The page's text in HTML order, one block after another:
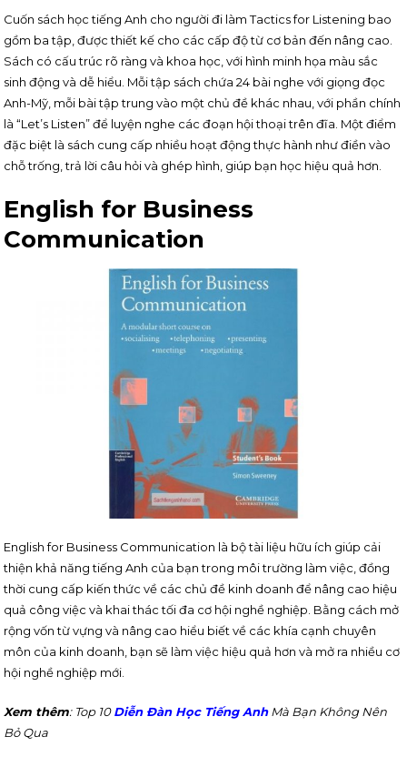
Cuốn sách học tiếng Anh cho người đi làm Tactics for Listening bao
gồm ba tập, được thiết kế cho các cấp độ từ cơ bản đến nâng cao.
Sách có cấu trúc rõ ràng và khoa học, với hình minh họa màu sắc
sinh động và dễ hiểu. Mỗi tập sách chứa 24 bài nghe với giọng đọc
Anh-Mỹ, mỗi bài tập trung vào một chủ đề khác nhau, với phần chính
là “Let’s Listen” để luyện nghe các đoạn hội thoại trên đĩa. Một điểm
đặc biệt là sách cung cấp nhiều hoạt động thực hành như điền vào
chỗ trống, trả lời câu hỏi và ghép hình, giúp bạn học hiệu quả hơn.
English for Business
Communication
English for Business Communication là bộ tài liệu hữu ích giúp cải
thiện khả năng tiếng Anh của bạn trong môi trường làm việc, đồng
thời cung cấp kiến thức về các chủ đề kinh doanh để nâng cao hiệu
quả công việc và khai thác tối đa cơ hội nghề nghiệp. Bằng cách mở
rộng vốn từ vựng và nâng cao hiểu biết về các khía cạnh chuyên
môn của kinh doanh, bạn sẽ làm việc hiệu quả hơn và mở ra nhiều cơ
hội nghề nghiệp mới.
Xem thêm: Top 10Diễn Đàn Học Tiếng AnhMà Bạn Không Nên
Bỏ Qua